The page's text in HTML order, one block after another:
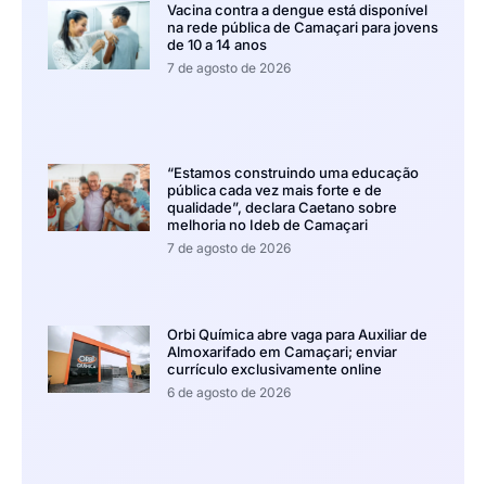
Vacina contra a dengue está disponível
na rede pública de Camaçari para jovens
de 10 a 14 anos
7 de agosto de 2026
“Estamos construindo uma educação
pública cada vez mais forte e de
qualidade”, declara Caetano sobre
melhoria no Ideb de Camaçari
7 de agosto de 2026
Orbi Química abre vaga para Auxiliar de
Almoxarifado em Camaçari; enviar
currículo exclusivamente online
6 de agosto de 2026